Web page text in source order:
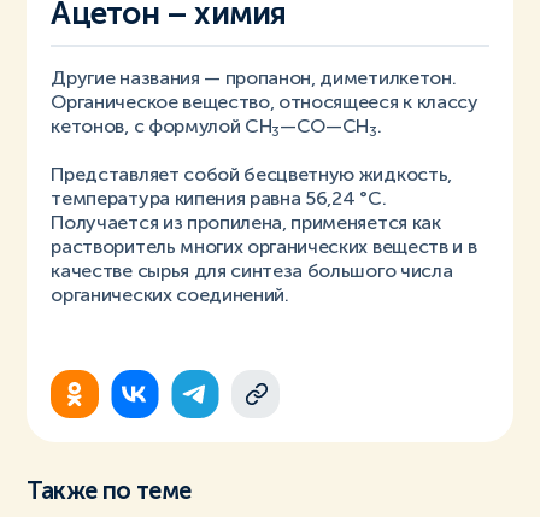
Ацетон – химия
Другие названия — пропанон, диметилкетон.
Органическое вещество, относящееся к классу
кетонов, с формулой СН3—СО—СН3.
Представляет собой бесцветную жидкость,
температура кипения равна 56,24 °С.
Получается из пропилена, применяется как
растворитель многих органических веществ и в
качестве сырья для синтеза большого числа
органических соединений.
Также по теме